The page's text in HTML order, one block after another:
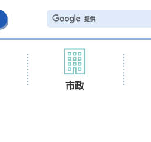
市政